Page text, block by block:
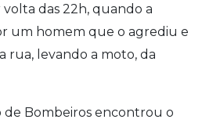
das 22h, quando a
um homem que o agrediu e
rua, levando a moto, da
de Bombeiros encontrou o